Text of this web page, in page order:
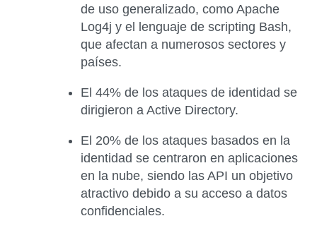
de uso generalizado, como Apache
Log4j y el lenguaje de scripting Bash,
que afectan a numerosos sectores y
países.
El 44% de los ataques de identidad se
dirigieron a Active Directory.
El 20% de los ataques basados ​​en la
identidad se centraron en aplicaciones
en la nube, siendo las API un objetivo
atractivo debido a su acceso a datos
confidenciales.